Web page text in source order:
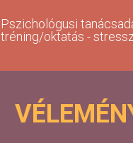
Pszichológusi
tréning/oktatás -